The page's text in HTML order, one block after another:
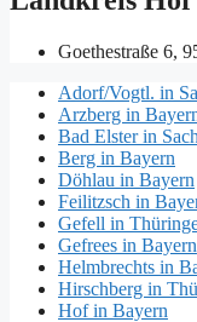
Goethestraße 6,
Adorf/Vogtl. in
Arzberg in
Bad Elster in
Berg in Bayern
Döhlau in Bayern
Feilitzsch in
Gefell in
Gefrees in Bayern
Helmbrechts in
Hirschberg in
Hof in Bayern